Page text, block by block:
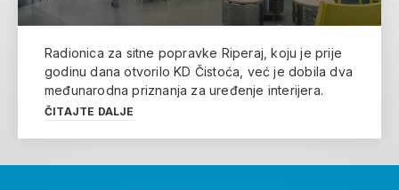
Radionica za sitne popravke Riperaj, koju je prije
godinu dana otvorilo KD Čistoća, već je dobila dva
međunarodna priznanja za uređenje interijera.
ČITAJTE DALJE